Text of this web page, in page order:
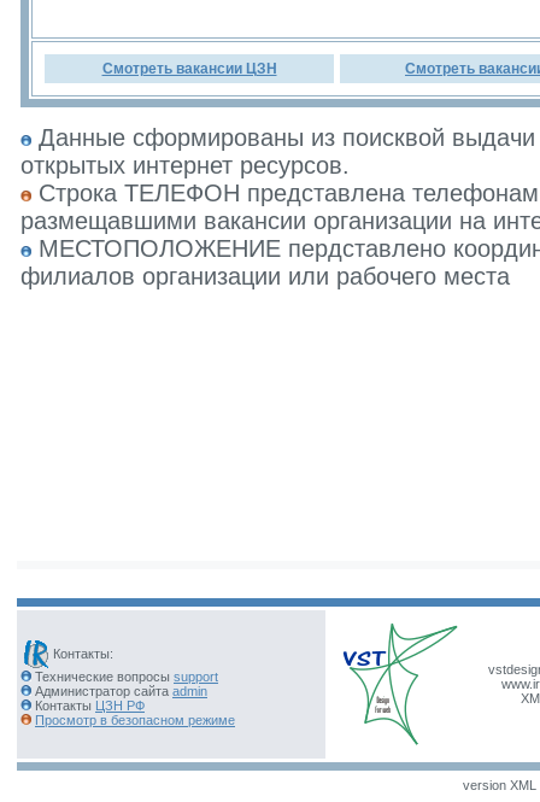
Смотреть вакансии ЦЗН Смотреть
Данные сформированы из поисквой
открытых интернет ресурсов.
Строка ТЕЛЕФОН представлена
размещавшими вакансии организации на
МЕСТОПОЛОЖЕНИЕ пердставлено
филиалов организации или рабочего места
Контакты:
Технические вопросы support
Администратор сайта admin
Контакты ЦЗН РФ
Просмотр в безопасном режиме
version